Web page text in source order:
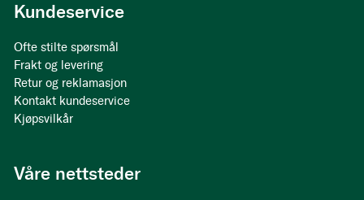
Kundeservice
Ofte stilte spørsmål
Frakt og levering
Retur og reklamasjon
Kontakt kundeservice
Kjøpsvilkår
Våre nettsteder